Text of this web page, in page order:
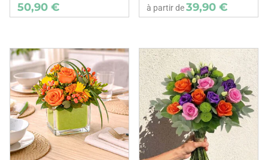
50,90 € à partir de39,90 €